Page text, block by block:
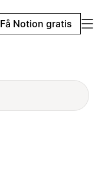
Få Notion gratis